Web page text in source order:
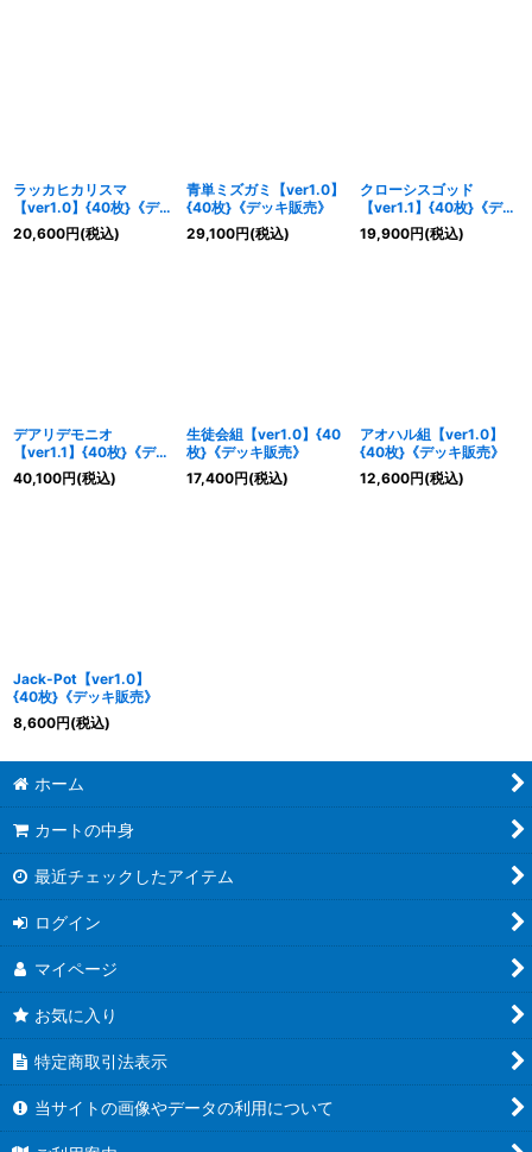
ラッカヒカリスマ
【ver1.0】{40枚}《デ
ッキ販売》
20,600円(税込)
青単ミズガミ【ver1.0】
{40枚}《デッキ販売》
29,100円(税込)
クローシスゴッド
【ver1.1】{40枚}《デッ
キ販売》
19,900円(税込)
デアリデモニオ
【ver1.1】{40枚}《デッ
キ販売》
40,100円(税込)
生徒会組【ver1.0】{40
枚}《デッキ販売》
17,400円(税込)
アオハル組【ver1.0】
{40枚}《デッキ販売》
12,600円(税込)
Jack-Pot【ver1.0】
{40枚}《デッキ販売》
8,600円(税込)
ホーム
カートの中身
最近チェックしたアイテム
ログイン
マイページ
お気に入り
特定商取引法表示
当サイトの画像やデータの利用について